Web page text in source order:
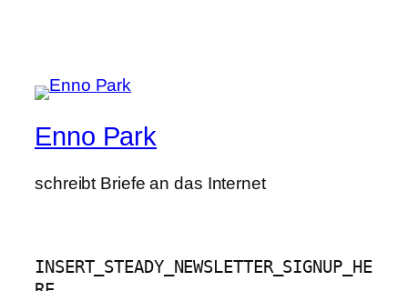
Enno Park
schreibt Briefe an das Internet
INSERT_STEADY_NEWSLETTER_SIGNUP_HE